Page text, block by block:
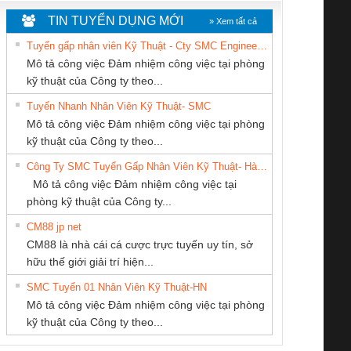
Le An Toàn
Contact
– PSR-
SCP-
FSP/2X1/1X2
sát chuỗi
tấm pin
16I+
(2502520000)
Bộ giám sát chuỗi
tấm pin
TRANSCLINIC 16I+
1K5 L (2433950000)
Bộ giám sát dòng
TRANSCLINIC 16I+
(2008130000)
Bộ chỉnh lưu nguồn
điện TRANSCLINIC
BKE 1K5.4
(7791400879)2. Giá
Nẹp nhôm chống
trơn Đà Nẵng
CÔNG TY CỔ
PHẦN DÂY VÀ
CÁP ĐIỆN
THƯỢNG ĐÌNH
CÔNG TY TNHH
THƯƠNG MẠI
DỊCH VỤ KỸ
THUẬT ĐIỆN CƠ
GIA HƯNG PHÁT
Cty TNHH TM QC
Công ty TNHH
Thương Mại SX Ba
TM-DV DAI DONG
THANH
KỸ THUẬT KTECH
TIN TUYỂN DỤNG MỚI » Xem tất cả
Mô tả công việc Đảm nhiệm công việc tại phòng
kỹ thuật của Công ty theo...
Tuyển Nhanh Nhân Viên Kỹ Thuật- SMC
Mô tả công việc Đảm nhiệm công việc tại phòng
kỹ thuật của Công ty theo...
Mô tả công việc Đảm nhiệm công việc tại
phòng kỹ thuật của Công ty...
CM88 jp net
CM88 là nhà cái cá cược trực tuyến uy tín, sở
hữu thế giới giải trí hiện...
SMC Tuyển 01 Nhân Viên Kỹ Thuật-HN
Mô tả công việc Đảm nhiệm công việc tại phòng
kỹ thuật của Công ty theo...